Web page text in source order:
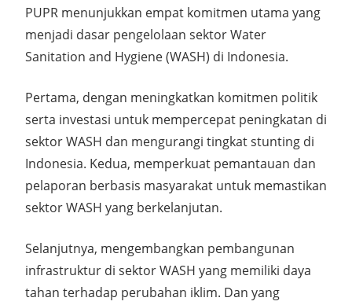
PUPR menunjukkan empat komitmen utama yang
menjadi dasar pengelolaan sektor Water
Sanitation and Hygiene (WASH) di Indonesia.
Pertama, dengan meningkatkan komitmen politik
serta investasi untuk mempercepat peningkatan di
sektor WASH dan mengurangi tingkat stunting di
Indonesia. Kedua, memperkuat pemantauan dan
pelaporan berbasis masyarakat untuk memastikan
sektor WASH yang berkelanjutan.
Selanjutnya, mengembangkan pembangunan
infrastruktur di sektor WASH yang memiliki daya
tahan terhadap perubahan iklim. Dan yang